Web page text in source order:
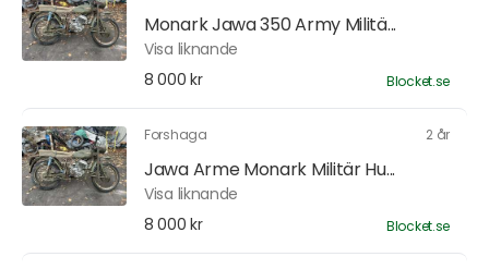
Monark Jawa 350 Army Militä...
Visa liknande
8 000 kr
Blocket.se
Forshaga 2 år
Jawa Arme Monark Militär Hu...
Visa liknande
8 000 kr
Blocket.se